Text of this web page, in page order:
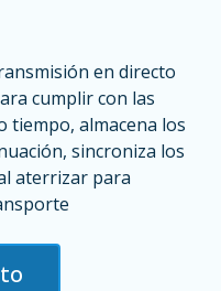
en directo
cumplir con las
tiempo, almacena los
sincroniza los
aterrizar para